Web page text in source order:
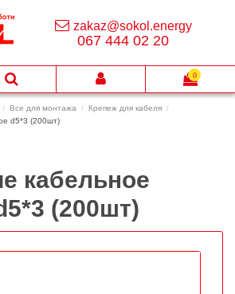
Все для монтажа
Крепеж для кабеля
d5*3 (200шт)
кабельное
(200шт)
zakaz@sokol.energy
067 444 02 20
0